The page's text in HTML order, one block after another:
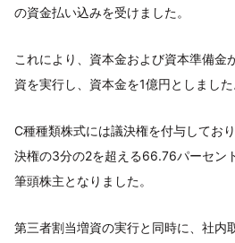
の資金払い込みを受けました。
これにより、資本金および資本準備金
資を実行し、資本金を1億円としました
C種種類株式には議決権を付与してお
決権の3分の2を超える66.76パーセン
筆頭株主となりました。
第三者割当増資の実行と同時に、社内